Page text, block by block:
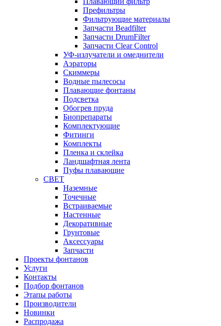
Префильтры
Фильтрующие материалы
Запчасти Beadfilter
Запчасти DrumFilter
Запчасти Clear Control
УФ-излучатели и омеднители
Аэраторы
Cкиммеры
Водные пылесосы
Плавающие фонтаны
Подсветка
Обогрев пруда
Биопрепараты
Комплектующие
Фитинги
Комплекты
Пленка и склейка
Ландшафтная лента
Пуфы плавающие
СВЕТ
Наземные
Точечные
Встраиваемые
Настенные
Декоративные
Грунтовые
Аксессуары
Запчасти
Проекты фонтанов
Услуги
Контакты
Подбор фонтанов
Этапы работы
Производители
Новинки
Распродажа